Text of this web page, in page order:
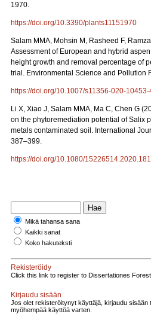
1970.
https://doi.org/10.3390/plants11151970
Salam MMA, Mohsin M, Rasheed F,
Assessment of European and hybrid
height growth and removal percentage of
trial. Environmental Science and Pollution
https://doi.org/10.1007/s11356-020-10453-
Li X, Xiao J, Salam MMA, Ma C, Chen G
on the phytoremediation potential of Salix
metals contaminated soil. International
387–399.
https://doi.org/10.1080/
Mikä tahansa sana
Kaikki sanat
Koko hakuteksti
Rekisteröidy
Click this link to register to Dissertationes
Kirjaudu sisään
Jos olet rekisteröitynyt käyttäjä, kirjaudu sisään
myöhempää käyttöä varten.